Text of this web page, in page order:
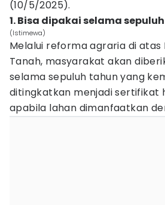
(10/5/2025).
1. Bisa dipakai selama
(Istimewa)
Melalui reforma agraria di atas
Tanah, masyarakat akan
selama sepuluh tahun yang
ditingkatkan menjadi sertifikat
apabila lahan dimanfaatkan